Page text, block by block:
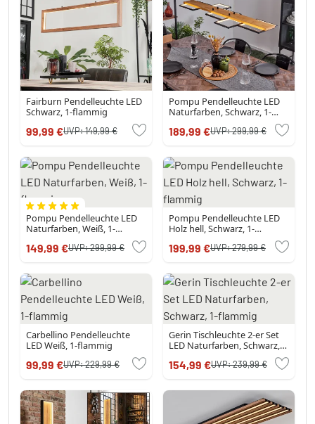
Fairburn Pendelleuchte LED
Schwarz, 1-flammig
99,99 €UVP:149,99 €
Pompu Pendelleuchte LED
Naturfarben, Schwarz, 1-
189,99 €UVP:299,99 €
Pompu Pendelleuchte LED
Naturfarben, Weiß, 1-
149,99 €UVP:299,99 €
Pompu Pendelleuchte LED
Holz hell, Schwarz, 1-
199,99 €UVP:279,99 €
Carbellino Pendelleuchte
LED Weiß, 1-flammig
99,99 €UVP:229,99 €
Gerin Tischleuchte 2-er Set
LED Naturfarben, Schwarz,
154,99 €UVP:239,99 €